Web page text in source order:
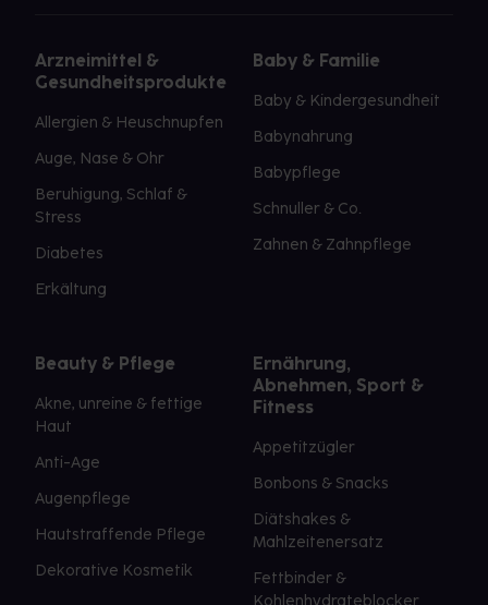
Arzneimittel &
Gesundheitsprodukte
Allergien & Heuschnupfen
Auge, Nase & Ohr
Beruhigung, Schlaf &
Stress
Diabetes
Erkältung
Baby & Familie
Baby & Kindergesundheit
Babynahrung
Babypflege
Schnuller & Co.
Zahnen & Zahnpflege
Beauty & Pflege
Akne, unreine & fettige
Haut
Anti-Age
Augenpflege
Hautstraffende Pflege
Dekorative Kosmetik
Ernährung,
Abnehmen, Sport &
Fitness
Appetitzügler
Bonbons & Snacks
Diätshakes &
Mahlzeitenersatz
Fettbinder &